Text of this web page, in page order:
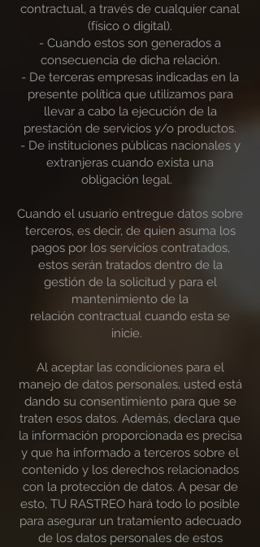
contractual, a través de cualquier canal
(físico o digital).
- Cuando estos son generados a
consecuencia de dicha relación.
- De terceras empresas indicadas en la
presente política que utilizamos para
llevar a cabo la ejecución de la
prestación de servicios y/o productos.
- De instituciones públicas nacionales y
extranjeras cuando exista una
obligación legal.
Cuando el usuario entregue datos sobre
terceros, es decir, de quien asuma los
pagos por los servicios contratados,
estos serán tratados dentro de la
gestión de la solicitud y para el
mantenimiento de la
relación contractual cuando esta se
inicie.
Al aceptar las condiciones para el
manejo de datos personales, usted está
dando su consentimiento para que se
traten esos datos. Además, declara que
la información proporcionada es precisa
y que ha informado a terceros sobre el
contenido y los derechos relacionados
con la protección de datos. A pesar de
esto, TU RASTREO hará todo lo posible
para asegurar un tratamiento adecuado
de los datos personales de estos